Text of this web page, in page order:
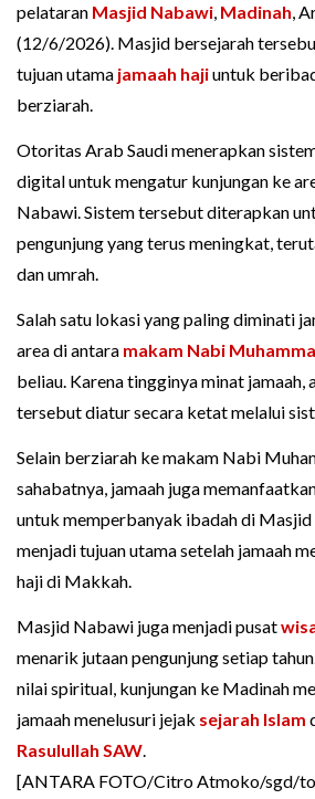
pelataran Masjid Nabawi, Madinah,
(12/6/2026). Masjid bersejarah
tujuan utama jamaah hajiuntuk
berziarah.
Otoritas Arab Saudi menerapkan
digital untuk mengatur kunjungan ke
Nabawi. Sistem tersebut diterapkan
pengunjung yang terus meningkat,
dan umrah.
Salah satu lokasi yang paling diminati
area di antara makam Nabi
beliau. Karena tingginya minat jamaah,
tersebut diatur secara ketat melalui
Selain berziarah ke makam Nabi
sahabatnya, jamaah juga
untuk memperbanyak ibadah di
menjadi tujuan utama setelah jamaah
haji di Makkah.
Masjid Nabawi juga menjadi pusat
menarik jutaan pengunjung setiap
nilai spiritual, kunjungan ke Madinah
jamaah menelusuri jejak sejarah Islam
Rasulullah SAW.
[ANTARA FOTO/Citro Atmoko/sgd/